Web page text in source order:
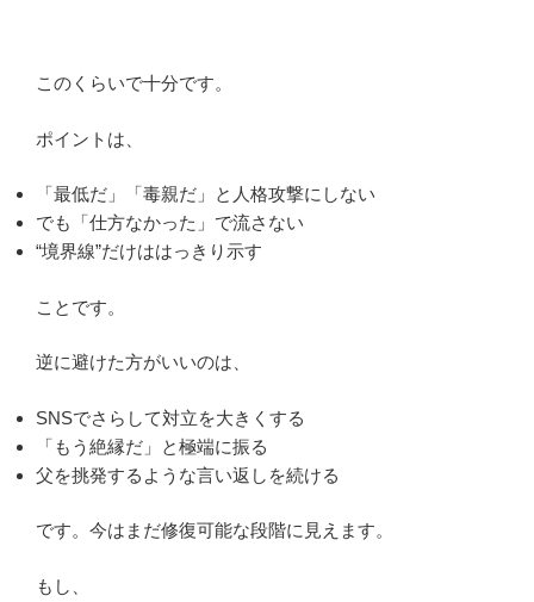
このくらいで十分です。
ポイントは、
「最低だ」「毒親だ」と人格攻撃にしない
でも「仕方なかった」で流さない
“境界線”だけははっきり示す
ことです。
逆に避けた方がいいのは、
SNSでさらして対立を大きくする
「もう絶縁だ」と極端に振る
父を挑発するような言い返しを続ける
です。今はまだ修復可能な段階に見えます。
もし、